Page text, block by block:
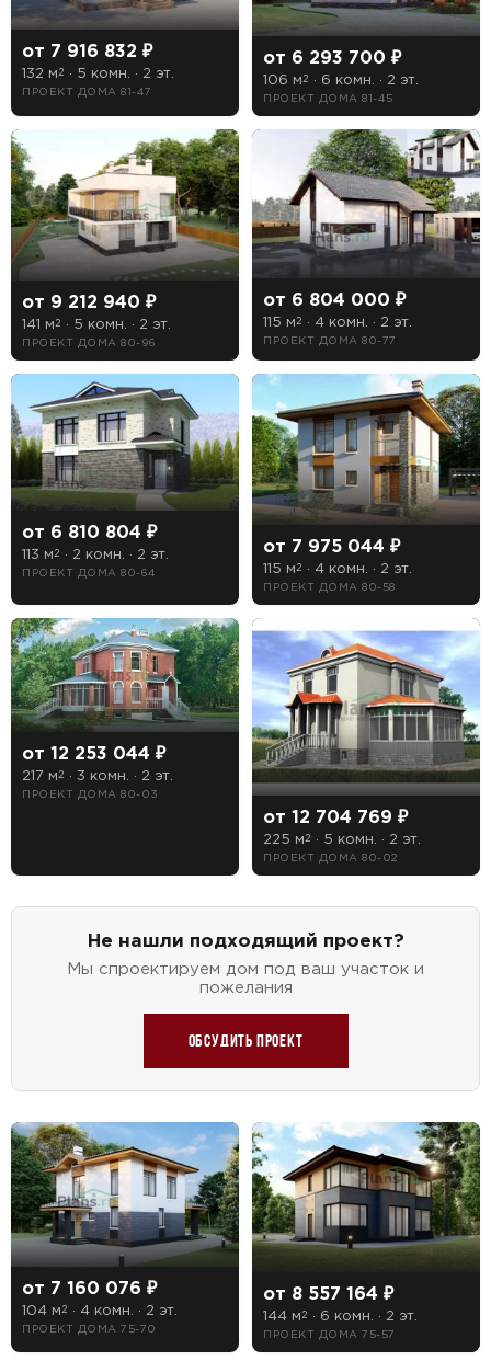
от 7 916 832 ₽
132 м2 · 5 комн. · 2 эт.
ПРОЕКТ ДОМА 81-47
от 6 293 700 ₽
106 м 2 · 6 комн. · 2 эт.
ПРОЕКТ ДОМА 81-45
от 9 212 940 ₽
141 м 2 · 5 комн. · 2 эт.
ПРОЕКТ ДОМА 80-96
от 6 804 000 ₽
115 м2 · 4 комн. · 2 эт.
ПРОЕКТ ДОМА 80-77
от 6 810 804 ₽
113 м 2 · 2 комн. · 2 эт.
ПРОЕКТ ДОМА 80-64
от 7 975 044 ₽
115 м2 · 4 комн. · 2 эт.
ПРОЕКТ ДОМА 80-58
от 12 253 044 ₽
217 м2 · 3 комн. · 2 эт.
ПРОЕКТ ДОМА 80-03
от 12 704 769 ₽
225 м 2 · 5 комн. · 2 эт.
ПРОЕКТ ДОМА 80-02
Не нашли подходящий проект?
Мы спроектируем дом под ваш участок и
пожелания
Обсудить проект
от 7 160 076 ₽
104 м 2 · 4 комн. · 2 эт.
ПРОЕКТ ДОМА 75-70
от 8 557 164 ₽
144 м 2 · 6 комн. · 2 эт.
ПРОЕКТ ДОМА 75-57
Ширина
Особенности
2 гаража
Бассейн
Второй свет
Зимний сад
Кухня-столовая
Лоджия
Терраса
Цоколь
Есть
Нет